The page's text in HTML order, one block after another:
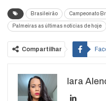
Brasileirão Campeonato
Palmeiras as últimas notícias de hoje
Compartilhar
WhatsApp
Iara